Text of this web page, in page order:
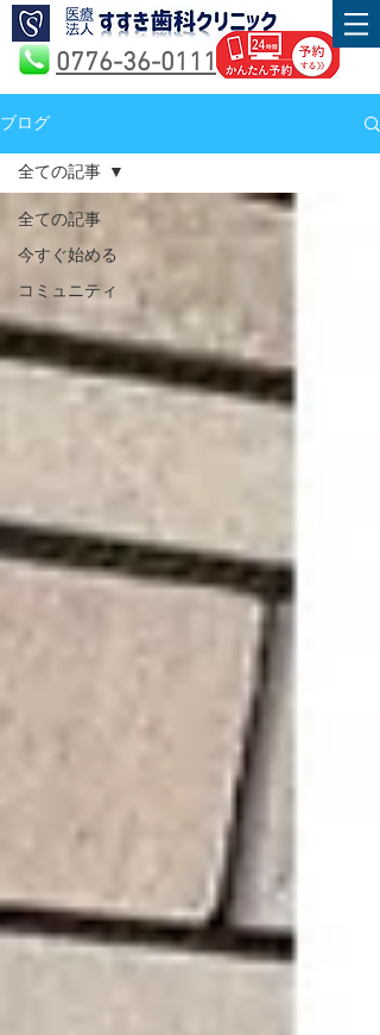
0776-36-0111
ブログ
全ての記事
今すぐ始める
コミュニティ
全ての記事